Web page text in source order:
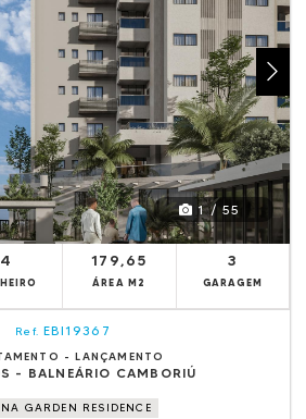
1 / 55
4 179,65
ÁREA M2
3
GARAGEM
Ref. EBI19367
- LANÇAMENTO
- BALNEÁRIO CAMBORIÚ
GARDEN RESIDENCE